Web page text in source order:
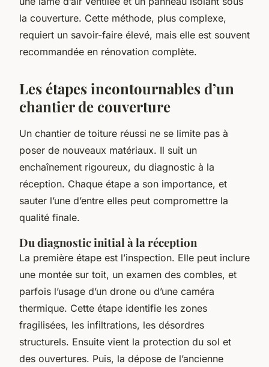
la couverture. Cette méthode, plus complexe,
requiert un savoir-faire élevé, mais elle est souvent
recommandée en rénovation complète.
Les étapes incontournables d’un
chantier de couverture
Un chantier de toiture réussi ne se limite pas à
poser de nouveaux matériaux. Il suit un
enchaînement rigoureux, du diagnostic à la
réception. Chaque étape a son importance, et
sauter l’une d’entre elles peut compromettre la
qualité finale.
Du diagnostic initial à la réception
La première étape est l’inspection. Elle peut inclure
une montée sur toit, un examen des combles, et
parfois l’usage d’un drone ou d’une caméra
thermique. Cette étape identifie les zones
fragilisées, les infiltrations, les désordres
structurels. Ensuite vient la protection du sol et
des ouvertures. Puis, la dépose de l’ancienne